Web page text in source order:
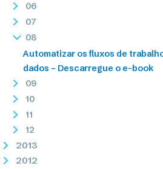
06
07
08
Automatizar os fluxos de
dados – Descarregue o e-book
09
10
11
12
2013
2012